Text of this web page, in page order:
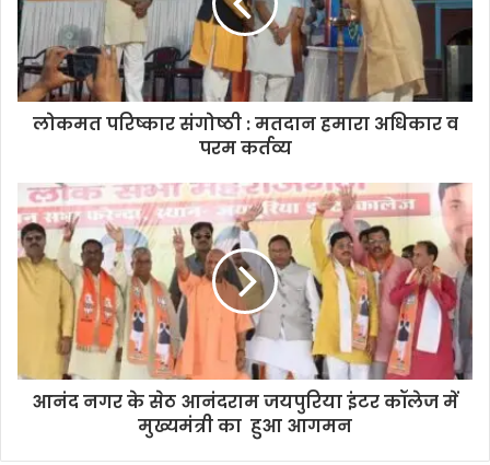
लोकमत परिष्कार संगोष्ठी : मतदान हमारा अधिकार व
परम कर्तव्य
आनंद नगर के सेठ आनंदराम जयपुरिया इंटर कॉलेज में
मुख्यमंत्री का हुआ आगमन